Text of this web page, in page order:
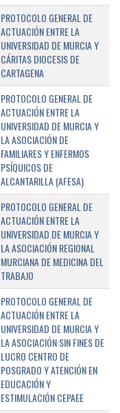
PROTOCOLO GENERAL DE
ACTUACIÓN ENTRE LA
UNIVERSIDAD DE MURCIA Y
CÁRITAS DIOCESIS DE
CARTAGENA
PROTOCOLO GENERAL DE
ACTUACIÓN ENTRE LA
UNIVERSIDAD DE MURCIA Y
LA ASOCIACIÓN DE
FAMILIARES Y ENFERMOS
PSÍQUICOS DE
ALCANTARILLA (AFESA)
PROTOCOLO GENERAL DE
ACTUACIÓN ENTRE LA
UNIVERSIDAD DE MURCIA Y
LA ASOCIACIÓN REGIONAL
MURCIANA DE MEDICINA DEL
TRABAJO
PROTOCOLO GENERAL DE
ACTUACIÓN ENTRE LA
UNIVERSIDAD DE MURCIA Y
LA ASOCIACIÓN SIN FINES DE
LUCRO CENTRO DE
POSGRADO Y ATENCIÓN EN
EDUCACIÓN Y
ESTIMULACIÓN CEPAEE